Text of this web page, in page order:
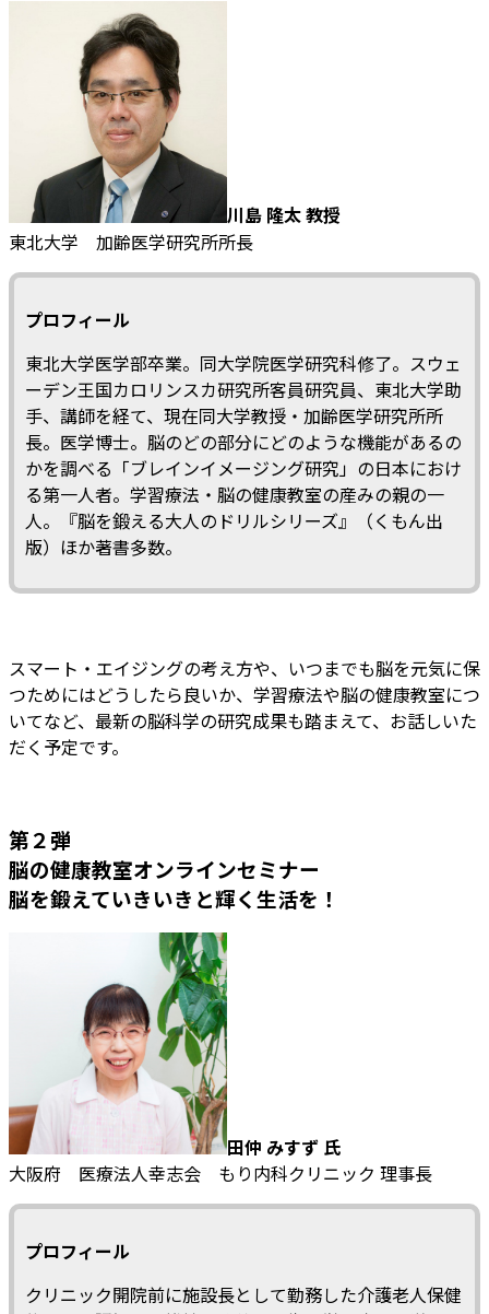
川島 隆太 教授
東北大学 加齢医学研究所所長
プロフィール
東北大学医学部卒業。同大学院医学研究科修了。スウェ
ーデン王国カロリンスカ研究所客員研究員、東北大学助
手、講師を経て、現在同大学教授・加齢医学研究所所
長。医学博士。脳のどの部分にどのような機能があるの
かを調べる「ブレインイメージング研究」の日本におけ
る第一人者。学習療法・脳の健康教室の産みの親の一
人。『脳を鍛える大人のドリルシリーズ』（くもん出
版）ほか著書多数。
スマート・エイジングの考え方や、いつまでも脳を元気に保
つためにはどうしたら良いか、学習療法や脳の健康教室につ
いてなど、最新の脳科学の研究成果も踏まえて、お話しいた
だく予定です。
第２弾
脳の健康教室オンラインセミナー
脳を鍛えていきいきと輝く生活を！
田仲 みすず 氏
大阪府 医療法人幸志会 もり内科クリニック 理事長
プロフィール
クリニック開院前に施設長として勤務した介護老人保健